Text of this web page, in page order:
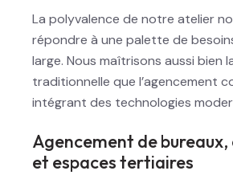
La polyvalence de notre atelier
répondre à une palette de
large. Nous maîtrisons aussi bien
traditionnelle que l’agencement
intégrant des technologies
Agencement de
et espaces tertiaires